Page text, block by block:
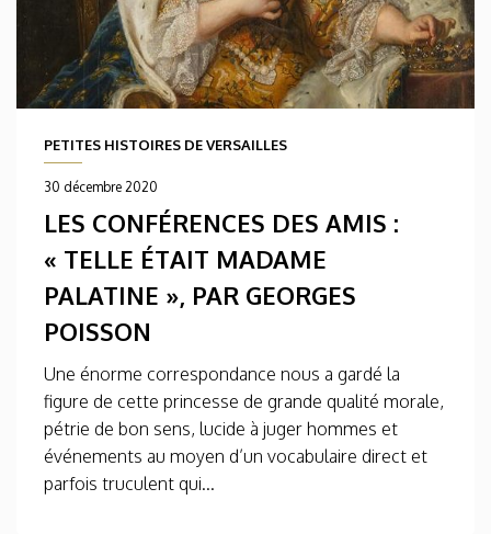
PETITES HISTOIRES DE VERSAILLES
30 décembre 2020
LES CONFÉRENCES DES AMIS :
« TELLE ÉTAIT MADAME
PALATINE », PAR GEORGES
POISSON
Une énorme correspondance nous a gardé la
figure de cette princesse de grande qualité morale,
pétrie de bon sens, lucide à juger hommes et
événements au moyen d’un vocabulaire direct et
parfois truculent qui...